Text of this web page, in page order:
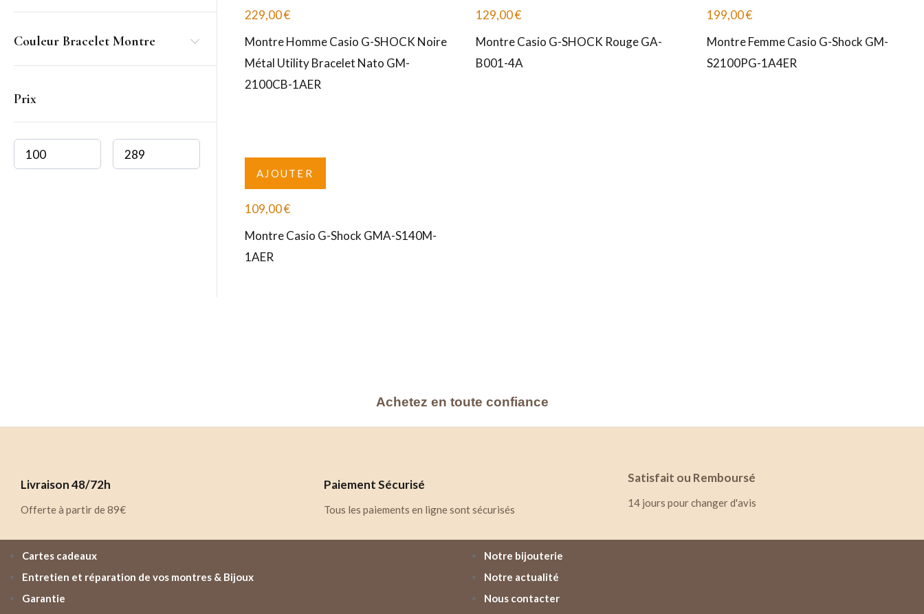
Couleur Bracelet Montre
Prix
229,00€
Montre Homme Casio G-SHOCK Noire
Métal Utility Bracelet Nato GM-
2100CB-1AER
129,00€
Montre Casio G-SHOCK Rouge GA-
B001-4A
199,00€
Montre Femme Casio G-Shock GM-
S2100PG-1A4ER
AJOUTER
109,00€
Montre Casio G-Shock GMA-S140M-
1AER
Achetez en toute confiance
Livraison 48/72h
Offerte à partir de 89€
Paiement Sécurisé
Tous les paiements en ligne sont sécurisés
Satisfait ou Remboursé
14 jours pour changer d'avis
Cartes cadeaux
Entretien et réparation de vos montres & Bijoux
Garantie
Notre bijouterie
Notre actualité
Nous contacter